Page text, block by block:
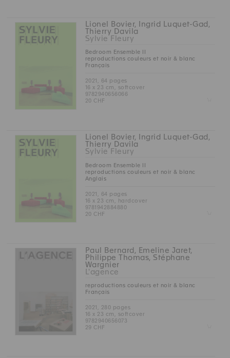
Lionel Bovier, Ingrid Luquet-Gad,
Thierry Davila
Sylvie Fleury
Bedroom Ensemble II
reproductions couleurs et noir & blanc
Français
2021, 64 pages
16 x 23 cm, softcover
9782940656066
20 CHF
Lionel Bovier, Ingrid Luquet-Gad,
Thierry Davila
Sylvie Fleury
Bedroom Ensemble II
reproductions couleurs et noir & blanc
Anglais
2021, 64 pages
16 x 23 cm, hardcover
9781942884880
20 CHF
Paul Bernard, Emeline Jaret,
Philippe Thomas, Stéphane
Wargnier
L'agence
reproductions couleurs et noir & blanc
Français
2021, 280 pages
16 x 23 cm, softcover
9782940656073
29 CHF